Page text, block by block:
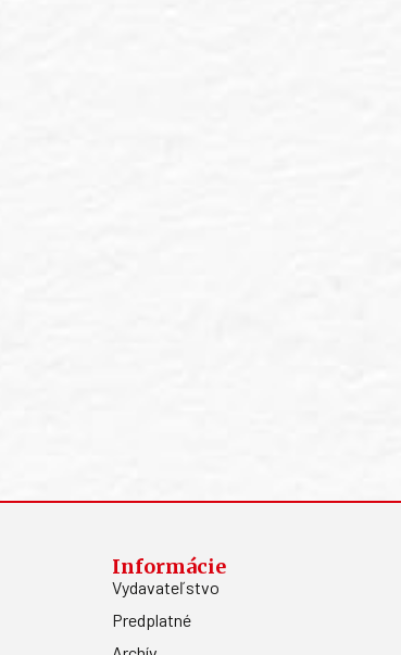
Informácie
Vydavateľstvo
Predplatné